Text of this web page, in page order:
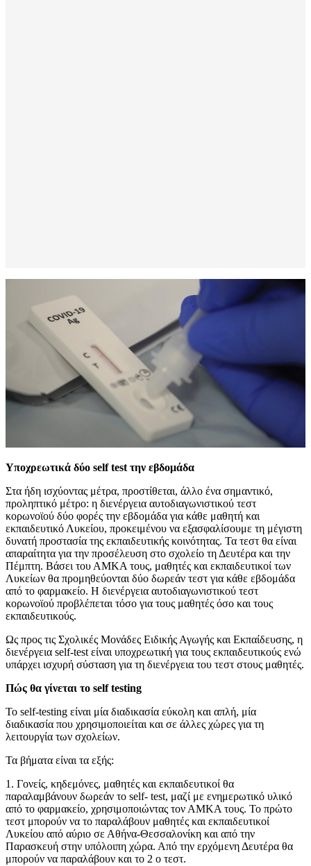
Υποχρεωτικά δύο self test την εβδομάδα
Στα ήδη ισχύοντας μέτρα, προστίθεται, άλλο ένα σημαντικό,
προληπτικό μέτρο: η διενέργεια αυτοδιαγωνιστικού τεστ
κορωνοϊού δύο φορές την εβδομάδα για κάθε μαθητή και
εκπαιδευτικό Λυκείου, προκειμένου να εξασφαλίσουμε τη μέγιστη
δυνατή προστασία της εκπαιδευτικής κοινότητας. Τα τεστ θα είναι
απαραίτητα για την προσέλευση στο σχολείο τη Δευτέρα και την
Πέμπτη. Βάσει του ΑΜΚΑ τους, μαθητές και εκπαιδευτικοί των
Λυκείων θα προμηθεύονται δύο δωρεάν τεστ για κάθε εβδομάδα
από το φαρμακείο. Η διενέργεια αυτοδιαγωνιστικού τεστ
κορωνοϊού προβλέπεται τόσο για τους μαθητές όσο και τους
εκπαιδευτικούς.
Ως προς τις Σχολικές Μονάδες Ειδικής Αγωγής και Εκπαίδευσης, η
διενέργεια self-test είναι υποχρεωτική για τους εκπαιδευτικούς ενώ
υπάρχει ισχυρή σύσταση για τη διενέργεια του τεστ στους μαθητές.
Πώς θα γίνεται το self testing
Το self-testing είναι μία διαδικασία εύκολη και απλή, μία
διαδικασία που χρησιμοποιείται και σε άλλες χώρες για τη
λειτουργία των σχολείων.
Τα βήματα είναι τα εξής:
1. Γονείς, κηδεμόνες, μαθητές και εκπαιδευτικοί θα
παραλαμβάνουν δωρεάν το self- test, μαζί με ενημερωτικό υλικό
από το φαρμακείο, χρησιμοποιώντας τον ΑΜΚΑ τους. Το πρώτο
τεστ μπορούν να το παραλάβουν μαθητές και εκπαιδευτικοί
Λυκείου από αύριο σε Αθήνα-Θεσσαλονίκη και από την
Παρασκευή στην υπόλοιπη χώρα. Από την ερχόμενη Δευτέρα θα
μπορούν να παραλάβουν και το 2 ο τεστ.